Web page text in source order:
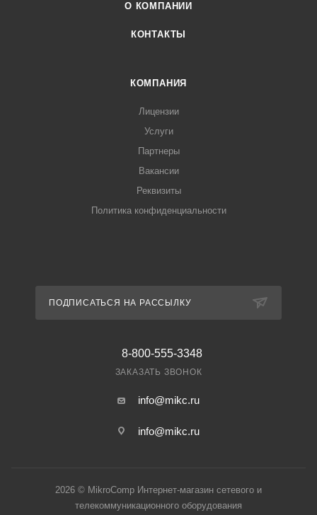
О КОМПАНИИ
КОНТАКТЫ
КОМПАНИЯ
Лицензии
Услуги
Партнеры
Вакансии
Реквизиты
Политика конфиденциальности
ПОДПИСАТЬСЯ НА РАССЫЛКУ
8-800-555-3348
ЗАКАЗАТЬ ЗВОНОК
info@mikc.ru
info@mikc.ru
2026 © MikroComp Интернет-магазин сетевого и
телекоммуникационного оборудования